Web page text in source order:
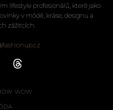
lifestyle profesionálů, které jako
v módě, kráse, designu a
zážitcích.
WOW